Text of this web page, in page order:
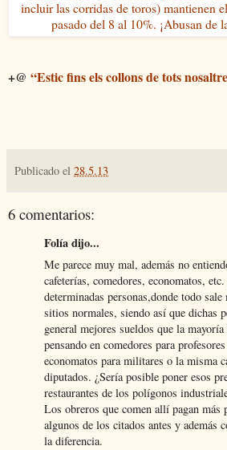
+@ “Estic fins els collons de tots
Publicado el 28.5.13
6 comentarios:
Folía dijo...
Me parece muy mal, además no
cafeterías, comedores, economatos,
determinadas personas,donde todo
sitios normales, siendo así que dichas
general mejores sueldos que la
pensando en comedores para
economatos para militares o la misma
diputados. ¿Sería posible poner esos
restaurantes de los polígonos
Los obreros que comen allí pagan más
algunos de los citados antes y además
la diferencia.